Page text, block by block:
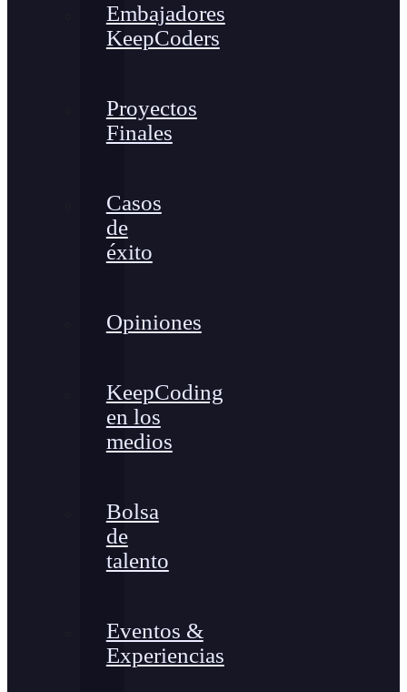
Embajadores
KeepCoders
Proyectos
Finales
Casos
de
éxito
Opiniones
KeepCoding
en los
medios
Bolsa
de
talento
Eventos &
Experiencias